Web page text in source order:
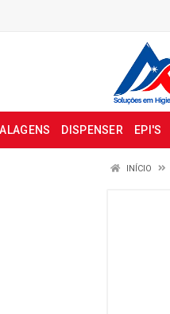
DISPENSER EPI'S
INÍCIO